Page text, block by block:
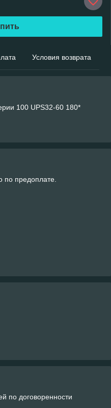
Условия возврата
100 UPS32-60 180*
по предоплате.
по договоренности